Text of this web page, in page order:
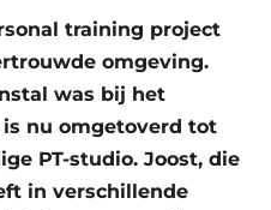
training project
omgeving.
was bij het
nu omgetoverd tot
PT-studio. Joost, die
in verschillende